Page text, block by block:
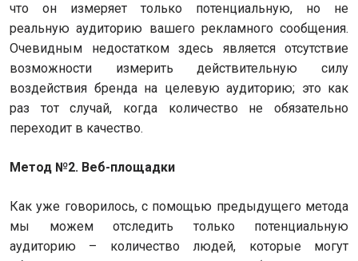
что он измеряет только потенциальную, но не
реальную аудиторию вашего рекламного сообщения.
Очевидным недостатком здесь является отсутствие
возможности измерить действительную силу
воздействия бренда на целевую аудиторию; это как
раз тот случай, когда количество не обязательно
переходит в качество.
Метод №2. Веб-площадки
Как уже говорилось, с помощью предыдущего метода
мы можем отследить только потенциальную
аудиторию – количество людей, которые могут